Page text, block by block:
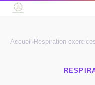
Accueil ›Respiration